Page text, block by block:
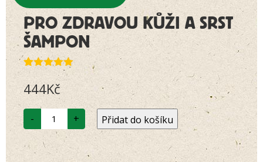
PRO ZDRAVOU KŮŽI A SRST
ŠAMPON
Hodnoceno
4.90 z 5 na
základě
hodnocení
zákazníků
444Kč
- LÁSKA
Pro
zdravou
kůži
+ Přidat do košíku